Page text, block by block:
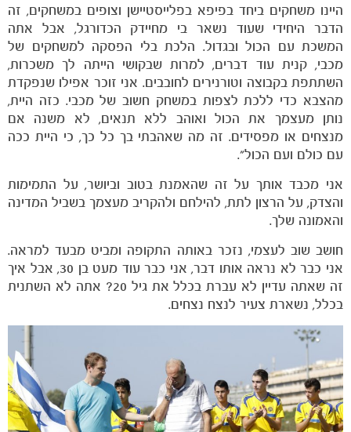
כרטיסים
היינו משחקים ביחד בפיפא בפלייסטיישן וצופים במשחקים, זה
הדבר היחידי שעוד נשאר בי מחיידק הכדורגל, אבל אתה
המשכת עם הכול ובגדול. הלכת בלי הפסקה למשחקים של
מכבי, קנית עוד דברים, למרות שבקושי הייתה לך משכרות,
השתתפת בקבוצה וטורנירים לחובבים. אני זוכר אפילו שנפקדת
מהצבא כדי ללכת לצפות במשחק חשוב של מכבי. כזה היית,
נותן מעצמך את הכול ואוהב ללא תנאים, לא משנה אם
מנצחים או מפסידים. זה מה שאהבתי בך כל כך, כי היית ככה
עם כולם ועם הכול".
אני מכבד אותך על זה שהאמנת בטוב וביושר, על התמימות
והצדק, על הרצון לתת, להילחם ולהקריב מעצמך בשביל המדינה
והאמונה שלך.
חושב שוב לעצמי, נזכר באותה התקופה ומביט מבעד למראה.
אני כבר לא נראה אותו דבר, אני כבר עוד מעט בן 30, אבל איך
זה שאתה עדיין לא עברת בכלל את גיל 20? אתה לא השתנית
בכלל, נשארת צעיר לנצח נצחים.